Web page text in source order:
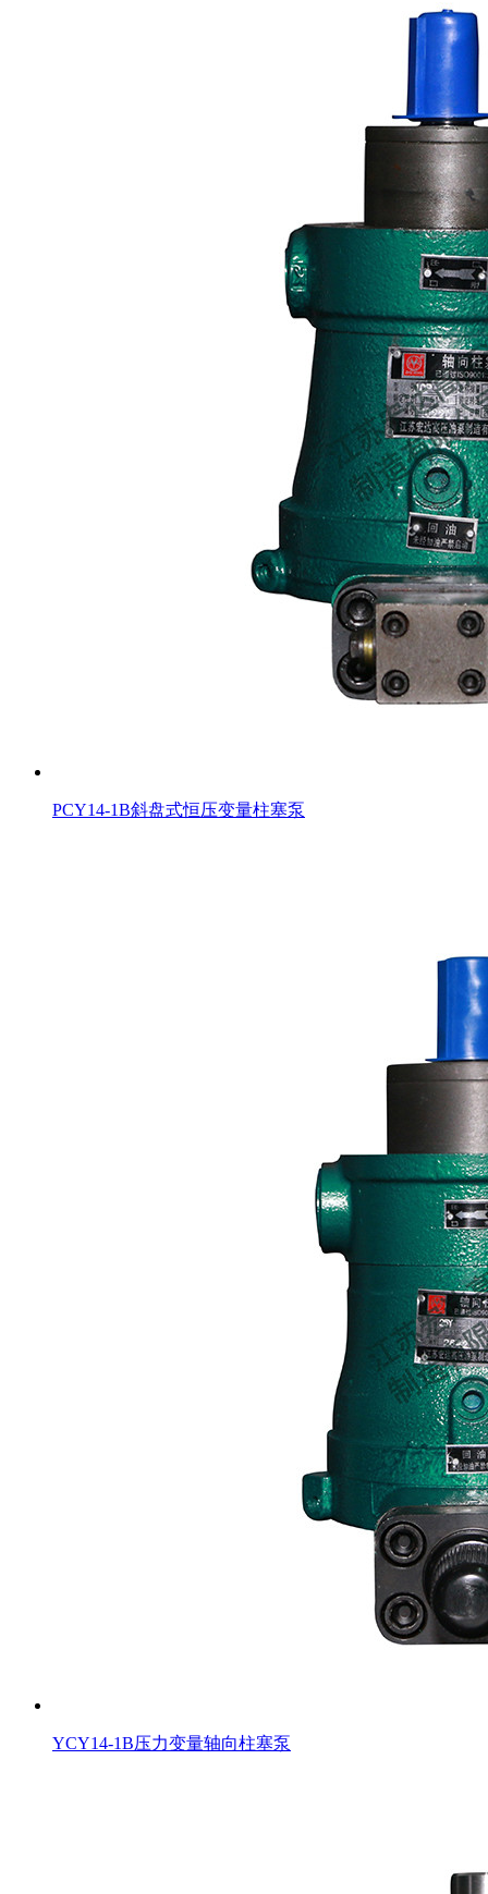
PCY14-1B斜盘式恒压变量柱塞泵
YCY14-1B压力变量轴向柱塞泵